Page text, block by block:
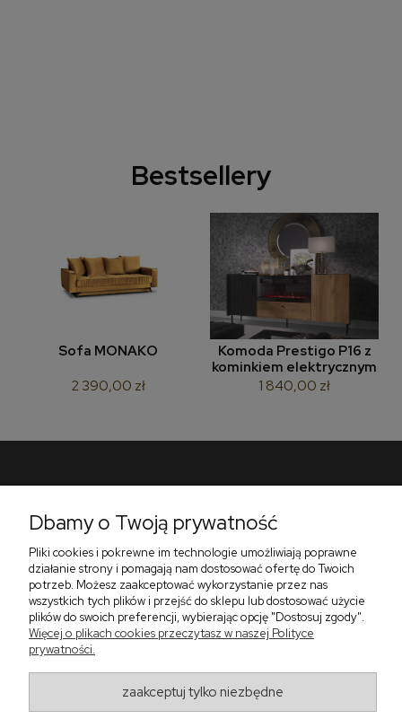
Bestsellery
Sofa MONAKO
2 390,00 zł
Komoda Prestigo P16 z
kominkiem elektrycznym
1 840,00 zł
Pomoc
Płatności i dostawa
O nas
Zadzwoń do nas telefon +48 513 591 067
ul. Wolności 130
Zbrosławice 42-674
Dbamy o Twoją prywatność
Pliki cookies i pokrewne im technologie umożliwiają poprawne
działanie strony i pomagają nam dostosować ofertę do Twoich
potrzeb. Możesz zaakceptować wykorzystanie przez nas
wszystkich tych plików i przejść do sklepu lub dostosować użycie
plików do swoich preferencji, wybierając opcję "Dostosuj zgody".
Więcej o plikach cookies przeczytasz w naszej Polityce
prywatności.
zaakceptuj tylko niezbędne